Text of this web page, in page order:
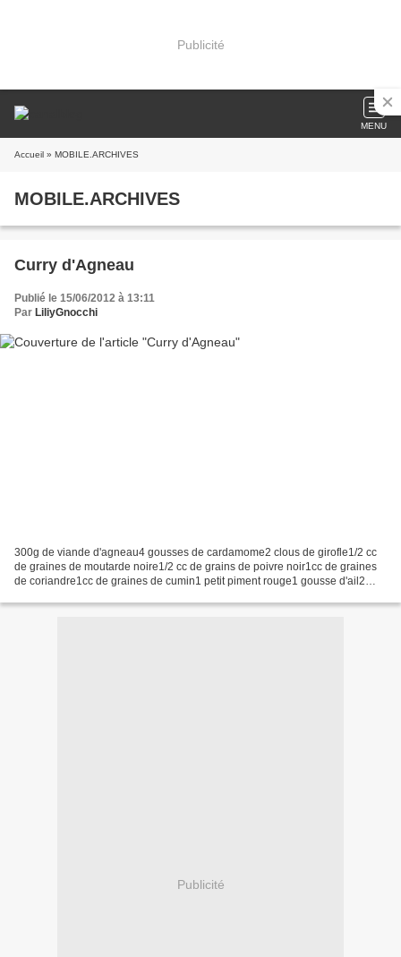
Publicité
MENU
Accueil » MOBILE.ARCHIVES
MOBILE.ARCHIVES
Curry d'Agneau
Publié le 15/06/2012 à 13:11
Par LiliyGnocchi
300g de viande d'agneau4 gousses de cardamome2 clous de girofle1/2 cc
de graines de moutarde noire1/2 cc de grains de poivre noir1cc de graines
de coriandre1cc de graines de cumin1 petit piment rouge1 gousse d'ail2
Publicité